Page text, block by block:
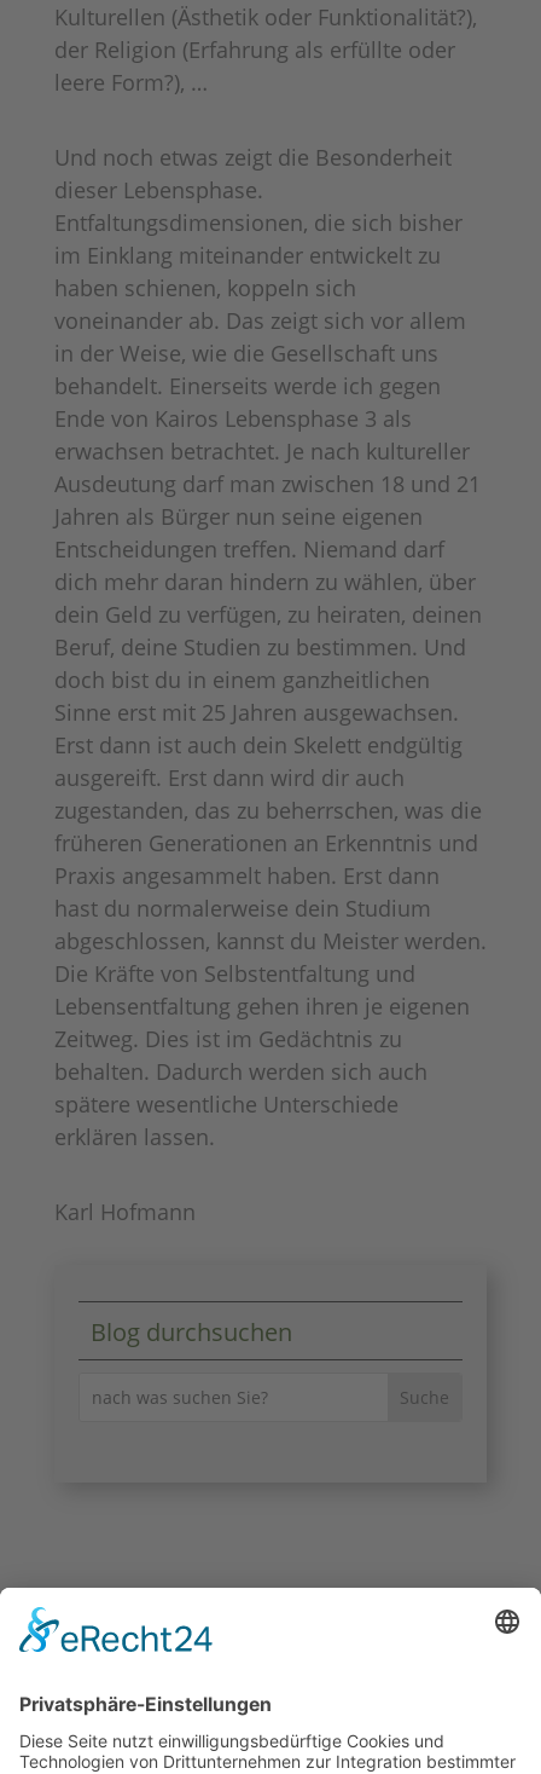
Kulturellen (Ästhetik oder Funktionalität?),
der Religion (Erfahrung als erfüllte oder
leere Form?), …
Und noch etwas zeigt die Besonderheit
dieser Lebensphase.
Entfaltungsdimensionen, die sich bisher
im Einklang miteinander entwickelt zu
haben schienen, koppeln sich
voneinander ab. Das zeigt sich vor allem
in der Weise, wie die Gesellschaft uns
behandelt. Einerseits werde ich gegen
Ende von Kairos Lebensphase 3 als
erwachsen betrachtet. Je nach kultureller
Ausdeutung darf man zwischen 18 und 21
Jahren als Bürger nun seine eigenen
Entscheidungen treffen. Niemand darf
dich mehr daran hindern zu wählen, über
dein Geld zu verfügen, zu heiraten, deinen
Beruf, deine Studien zu bestimmen. Und
doch bist du in einem ganzheitlichen
Sinne erst mit 25 Jahren ausgewachsen.
Erst dann ist auch dein Skelett endgültig
ausgereift. Erst dann wird dir auch
zugestanden, das zu beherrschen, was die
früheren Generationen an Erkenntnis und
Praxis angesammelt haben. Erst dann
hast du normalerweise dein Studium
abgeschlossen, kannst du Meister werden.
Die Kräfte von Selbstentfaltung und
Lebensentfaltung gehen ihren je eigenen
Zeitweg. Dies ist im Gedächtnis zu
behalten. Dadurch werden sich auch
spätere wesentliche Unterschiede
erklären lassen.
Karl Hofmann
Blog durchsuchen
KONTAKT